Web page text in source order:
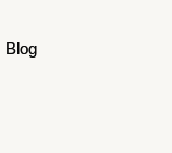
Blog
Blog